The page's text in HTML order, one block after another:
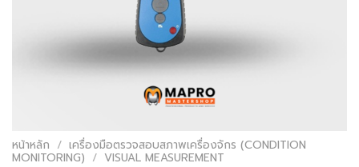
หน้าหลัก / เครื่องมือตรวจสอบสภาพเครื่องจักร (CONDITION
MONITORING) / VISUAL MEASUREMENT